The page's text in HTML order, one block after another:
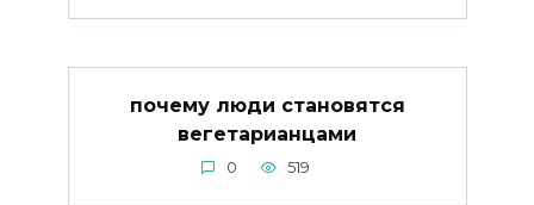
почему люди становятся
вегетарианцами
0 519